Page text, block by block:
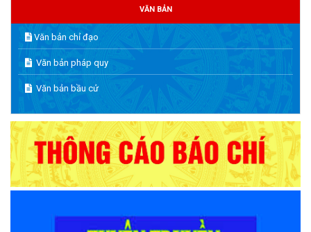
VĂN BẢN
Văn bản chỉ đạo
Văn bản pháp quy
Văn bản bầu cử